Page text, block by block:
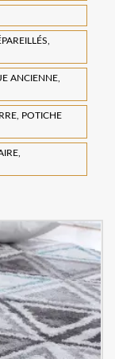
ANCIENNE,
POTICHE